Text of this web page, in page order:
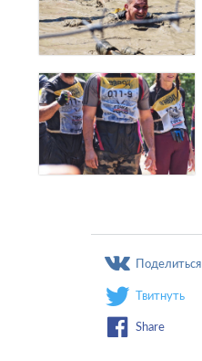
Поделиться
Твитнуть
Share